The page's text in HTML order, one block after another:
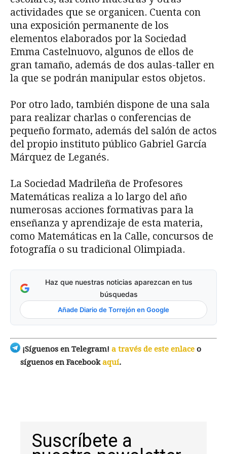
actividades que se organicen. Cuenta con
una exposición permanente de los
elementos elaborados por la Sociedad
Emma Castelnuovo, algunos de ellos de
gran tamaño, además de dos aulas-taller en
la que se podrán manipular estos objetos.
Por otro lado, también dispone de una sala
para realizar charlas o conferencias de
pequeño formato, además del salón de actos
del propio instituto público Gabriel García
Márquez de Leganés.
La Sociedad Madrileña de Profesores
Matemáticas realiza a lo largo del año
numerosas acciones formativas para la
enseñanza y aprendizaje de esta materia,
como Matemáticas en la Calle, concursos de
fotografía o su tradicional Olimpiada.
Haz que nuestras noticias aparezcan en tus
búsquedas
Añade Diario de Torrejón en Google
¡Síguenos en Telegram! a través de este enlace o
síguenos en Facebookaquí.
Suscríbete a